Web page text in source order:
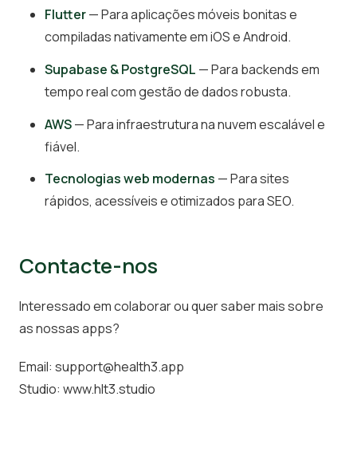
Flutter— Para aplicações móveis bonitas e
compiladas nativamente em iOS e Android.
Supabase & PostgreSQL — Para backends em
tempo real com gestão de dados robusta.
AWS— Para infraestrutura na nuvem escalável e
fiável.
Tecnologias web modernas — Para sites
rápidos, acessíveis e otimizados para SEO.
Contacte-nos
Interessado em colaborar ou quer saber mais sobre
as nossas apps?
Email: support@health3.app
Studio: www.hlt3.studio